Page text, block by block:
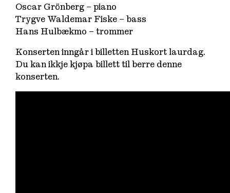
Oscar Grönberg – piano
Trygve Waldemar Fiske – bass
Hans Hulbækmo – trommer
Konserten inngår i billetten Huskort laurdag.
Du kan ikkje kjøpa billett til berre denne
konserten.